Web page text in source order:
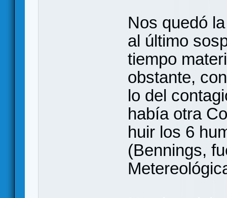
Nos quedó
al último
tiempo
obstante,
lo del
había otra
huir los 6
(Bennings,